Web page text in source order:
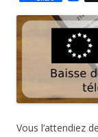
a
c
e
b
o
o
k
Vous l’attendiez